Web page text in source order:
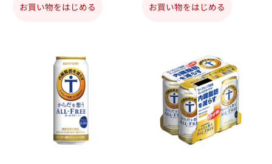
お買い物をはじめる お買い物をはじめる